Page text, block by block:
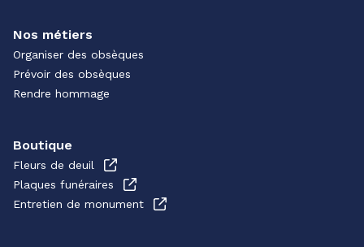
Nos métiers
Organiser des obsèques
Prévoir des obsèques
Rendre hommage
Boutique
Fleurs de deuil
Plaques funéraires
Entretien de monument